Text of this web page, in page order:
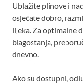
Ublažite plinove i
osjećate dobro,
lijeka. Za optimalne
blagostanja,
dnevno.
Ako su dostupni,